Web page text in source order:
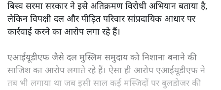
बिस्व सरमा सरकार ने इसे अतिक्रमण विरोधी अभियान बताया है,
लेकिन विपक्षी दल और पीड़ित परिवार सांप्रदायिक आधार पर
कार्रवाई करने का आरोप लगा रहे हैं।
एआईयूडीएफ जैसे दल मुस्लिम समुदाय को निशाना बनाने की
साजिश का आरोप लगाते रहे हैं। ऐसा ही आरोप एआईयूडीएफ ने
तब भी लगाया था जब इसी साल कई मस्जिदों पर बुलडोजर की